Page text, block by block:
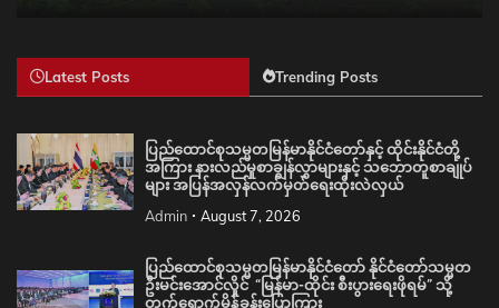
Latest Posts Trending Posts
ပြည်ထောင်စုသမ္မတမြန်မာနိုင်ငံတော်နှင့် ထိုင်းနိုင်ငံတို့
အကြား နားလည်မှုစာချွန်လွှာများနှင့် သဘောတူစာချုပ်
များ အပြန်အလှန်လက်မှတ်ရေးထိုးလဲလှယ်
Admin August 7, 2026
ပြည်ထောင်စုသမ္မတမြန်မာနိုင်ငံတော် နိုင်ငံတော်သမ္မတ
ဦးမင်းအောင်လှိုင် “မြန်မာ-ထိုင်း စီးပွားရေးဖိုရမ်” သို့
တက်ရောက်မိန့်ခွန်းပြောကြား